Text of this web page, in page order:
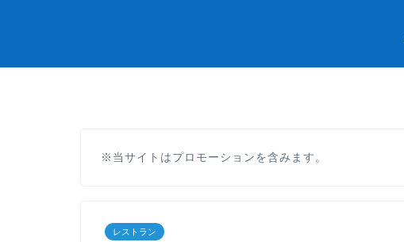
※当サイトはプロモーションを含みます。
レストラン